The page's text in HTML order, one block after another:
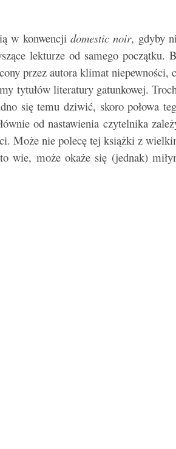
w konwencji domestic noir, gdyby
lekturze od samego początku.
przez autora klimat niepewności,
tytułów literatury gatunkowej.
się temu dziwić, skoro połowa
od nastawienia czytelnika
Może nie polecę tej książki z
wie, może okaże się (jednak)